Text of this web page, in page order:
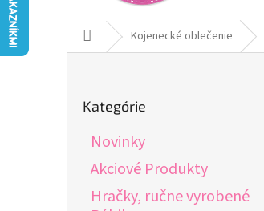
DomovKojenecké oblečenie
kategórie
Kategórie
Novinky
Akciové Produkty
Hračky, ručne vyrobené